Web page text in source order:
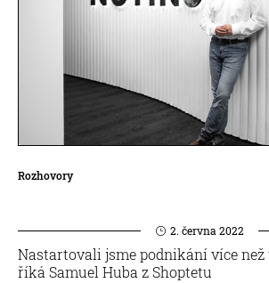
Rozhovory
2. června 2022
Nastartovali jsme podnikání více
říká Samuel Huba z Shoptetu